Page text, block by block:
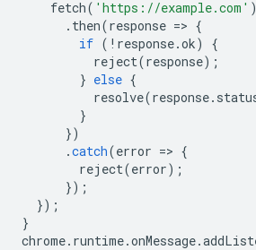
fetch( 'https://example.com' )
. then(response => {
if ( ! response.ok)
{
reject(response);
} else {
resolve(response.
}
})
.catch(error => {
reject(error);
});
});
}
chrome. runtime.onMessage.